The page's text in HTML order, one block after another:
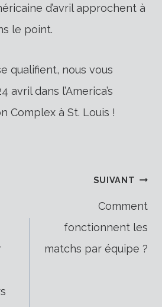
d’avril approchent à
le point.
qualifient, nous vous
avril dans l’America’s
Complex à St. Louis !
SUIVANT
Comment
fonctionnent les
matchs par équipe ?